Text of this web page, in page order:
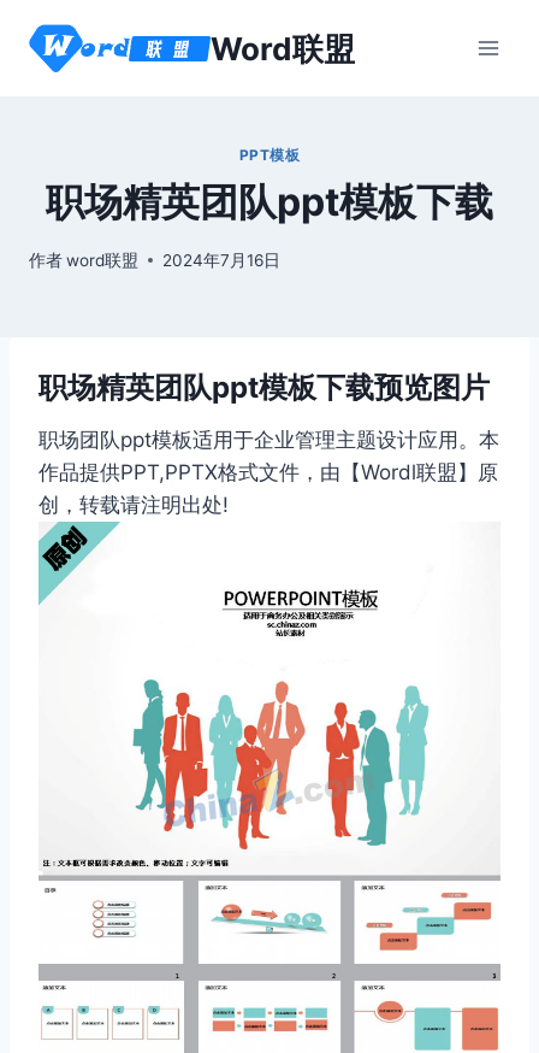
Word联盟
PPT模板
职场精英团队ppt模板下载
作者word联盟 2024年7月16日
职场精英团队ppt模板下载预览图片
职场团队ppt模板适用于企业管理主题设计应用。本
作品提供PPT,PPTX格式文件，由【Wordl联盟】原
创，转载请注明出处!